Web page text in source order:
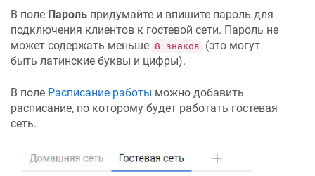
В поле Пароль придумайте и впишите пароль для
подключения клиентов к гостевой сети. Пароль не
может содержать меньше 8 знаков
(это могут
быть латинские буквы и цифры).
В поле Расписание работы можно добавить
расписание, по которому будет работать гостевая
сеть.